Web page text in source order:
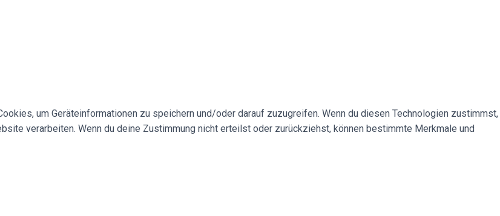
um Geräteinformationen zu speichern und/oder darauf zuzugreifen. Wenn du diesen Technologien zustimmst,
verarbeiten. Wenn du deine Zustimmung nicht erteilst oder zurückziehst, können bestimmte Merkmale und